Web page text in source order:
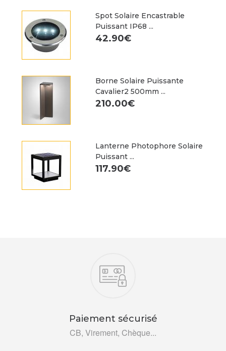
Spot Solaire Encastrable
Puissant IP68 ...
42.90€
Borne Solaire Puissante
Cavalier2 500mm ...
210.00€
Lanterne Photophore Solaire
Puissant ...
117.90€
Paiement sécurisé
CB, Virement, Chèque...